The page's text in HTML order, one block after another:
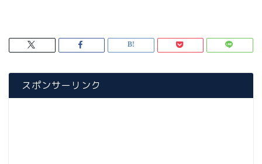
スポンサーリンク